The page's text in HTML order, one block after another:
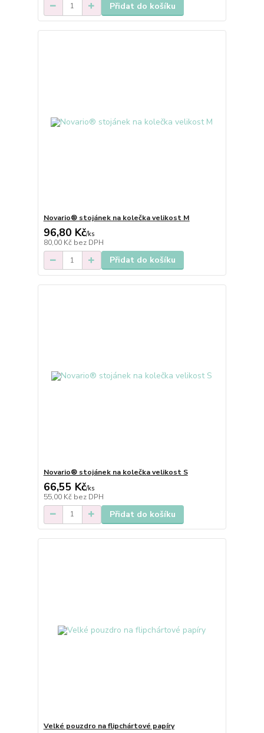
Přidat do košíku
Novario® stojánek na kolečka velikost M
96,80 Kč/ks
80,00 Kč bez DPH
Přidat do košíku
Novario® stojánek na kolečka velikost S
66,55 Kč/ks
55,00 Kč bez DPH
Přidat do košíku
Velké pouzdro na flipchártové papíry